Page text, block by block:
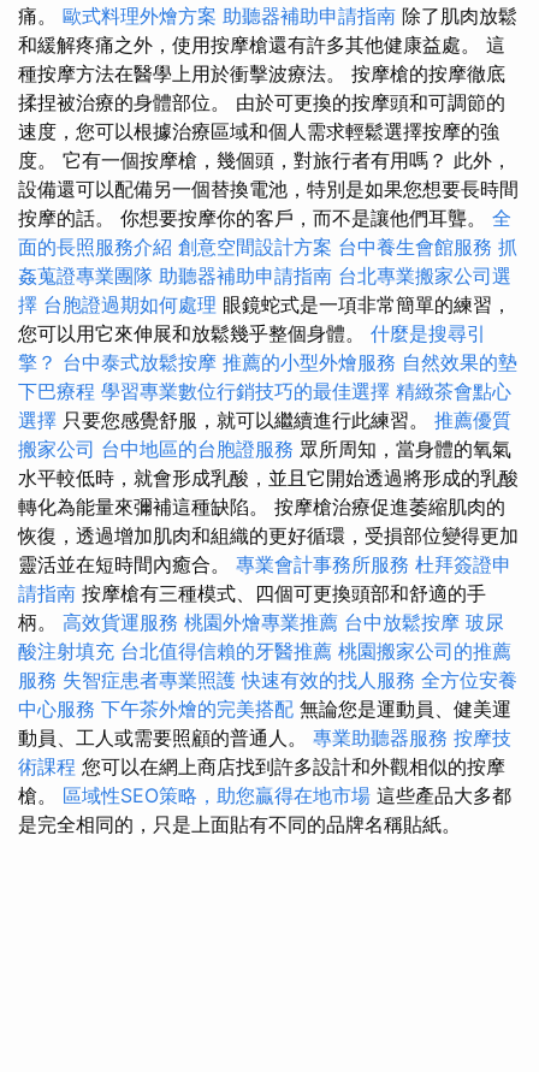
痛。 歐式料理外燴方案 助聽器補助申請指南 除了肌肉放鬆
和緩解疼痛之外，使用按摩槍還有許多其他健康益處。 這
種按摩方法在醫學上用於衝擊波療法。 按摩槍的按摩徹底
揉捏被治療的身體部位。 由於可更換的按摩頭和可調節的
速度，您可以根據治療區域和個人需求輕鬆選擇按摩的強
度。 它有一個按摩槍，幾個頭，對旅行者有用嗎？ 此外，
設備還可以配備另一個替換電池，特別是如果您想要長時間
按摩的話。 你想要按摩你的客戶，而不是讓他們耳聾。 全
面的長照服務介紹 創意空間設計方案 台中養生會館服務 抓
姦蒐證專業團隊 助聽器補助申請指南 台北專業搬家公司選
擇 台胞證過期如何處理 眼鏡蛇式是一項非常簡單的練習，
您可以用它來伸展和放鬆幾乎整個身體。 什麼是搜尋引
擎？ 台中泰式放鬆按摩 推薦的小型外燴服務 自然效果的墊
下巴療程 學習專業數位行銷技巧的最佳選擇 精緻茶會點心
選擇 只要您感覺舒服，就可以繼續進行此練習。 推薦優質
搬家公司 台中地區的台胞證服務 眾所周知，當身體的氧氣
水平較低時，就會形成乳酸，並且它開始透過將形成的乳酸
轉化為能量來彌補這種缺陷。 按摩槍治療促進萎縮肌肉的
恢復，透過增加肌肉和組織的更好循環，受損部位變得更加
靈活並在短時間內癒合。 專業會計事務所服務 杜拜簽證申
請指南 按摩槍有三種模式、四個可更換頭部和舒適的手
柄。 高效貨運服務 桃園外燴專業推薦 台中放鬆按摩 玻尿
酸注射填充 台北值得信賴的牙醫推薦 桃園搬家公司的推薦
服務 失智症患者專業照護 快速有效的找人服務 全方位安養
中心服務 下午茶外燴的完美搭配 無論您是運動員、健美運
動員、工人或需要照顧的普通人。 專業助聽器服務 按摩技
術課程 您可以在網上商店找到許多設計和外觀相似的按摩
槍。 區域性SEO策略，助您贏得在地市場 這些產品大多都
是完全相同的，只是上面貼有不同的品牌名稱貼紙。